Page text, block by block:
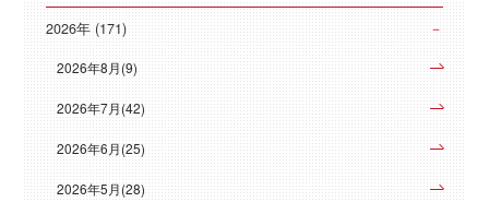
2026年 (171)
2026年8月(9)
2026年7月(42)
2026年6月(25)
2026年5月(28)